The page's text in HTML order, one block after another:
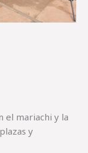
el mariachi y la
y